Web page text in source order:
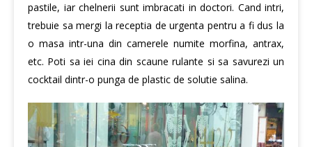
pastile, iar chelnerii sunt imbracati in doctori. Cand intri,
trebuie sa mergi la receptia de urgenta pentru a fi dus la
o masa intr-una din camerele numite morfina, antrax,
etc. Poti sa iei cina din scaune rulante si sa savurezi un
cocktail dintr-o punga de plastic de solutie salina.